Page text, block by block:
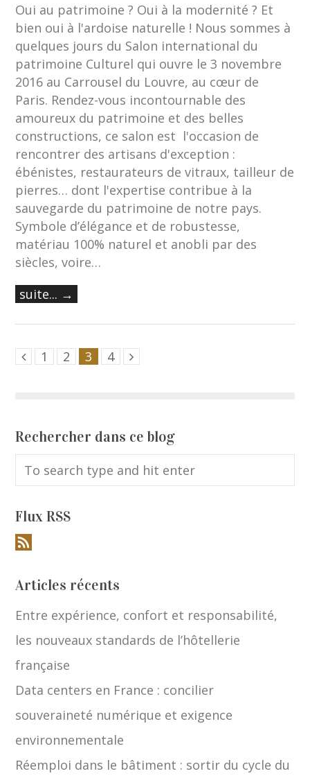
Oui au patrimoine ? Oui à la modernité ? Et
bien oui à l'ardoise naturelle ! Nous sommes à
quelques jours du Salon international du
patrimoine Culturel qui ouvre le 3 novembre
2016 au Carrousel du Louvre, au cœur de
Paris. Rendez-vous incontournable des
amoureux du patrimoine et des belles
constructions, ce salon est l'occasion de
rencontrer des artisans d'exception :
ébénistes, restaurateurs de vitraux, tailleur de
pierres… dont l'expertise contribue à la
sauvegarde du patrimoine de notre pays.
Symbole d’élégance et de robustesse,
matériau 100% naturel et anobli par des
siècles, voire…
suite... →
1 2 3 4
Rechercher dans ce blog
Flux RSS
Articles récents
Entre expérience, confort et responsabilité,
les nouveaux standards de l’hôtellerie
française
Data centers en France : concilier
souveraineté numérique et exigence
environnementale
Réemploi dans le bâtiment : sortir du cycle du